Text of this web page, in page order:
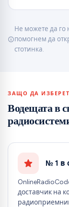
Не можете да го
помогнем да
стотинка.
ЗАЩО ДА
Водещата в
№ 1 в
доставчик на